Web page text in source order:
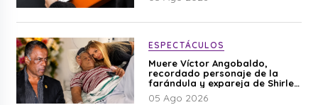
ESPECTÁCULOS
Muere Víctor Angobaldo,
recordado personaje de la
farándula y expareja de Shirley
Cherres
05 Ago 2026